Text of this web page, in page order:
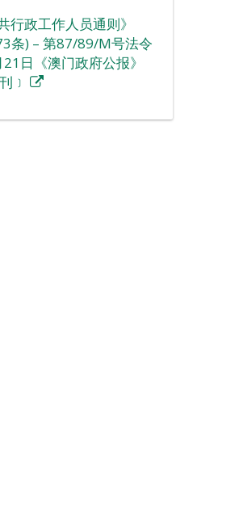
行政工作人员通则》
条) – 第87/89/M号法令
日《澳门政府公报》
﹞